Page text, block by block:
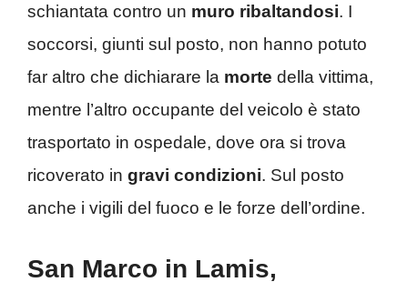
schiantata contro un muro ribaltandosi. I
soccorsi, giunti sul posto, non hanno potuto
far altro che dichiarare la morte della vittima,
mentre l’altro occupante del veicolo è stato
trasportato in ospedale, dove ora si trova
ricoverato in gravi condizioni. Sul posto
anche i vigili del fuoco e le forze dell’ordine.
San Marco in Lamis,